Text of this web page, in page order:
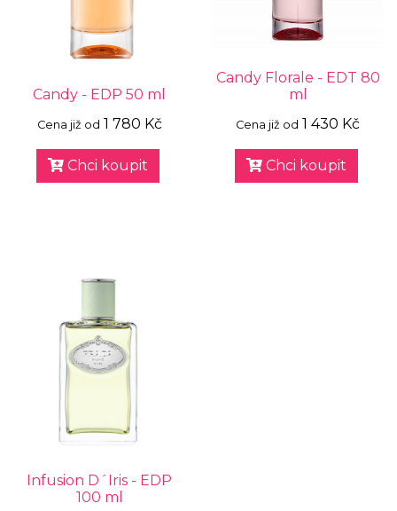
Candy - EDP 50 ml
Cena již od 1 780 Kč
Chci koupit
Candy Florale - EDT 80
ml
Cena již od 1 430 Kč
Chci koupit
Infusion D´Iris - EDP
100 ml